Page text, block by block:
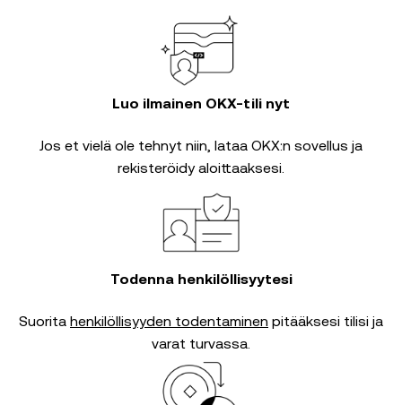
Luo ilmainen OKX-tili nyt
Jos et vielä ole tehnyt niin, lataa OKX:n sovellus ja
rekisteröidy aloittaaksesi.
Todenna henkilöllisyytesi
Suorita henkilöllisyyden todentaminen pitääksesi tilisi ja
varat turvassa.